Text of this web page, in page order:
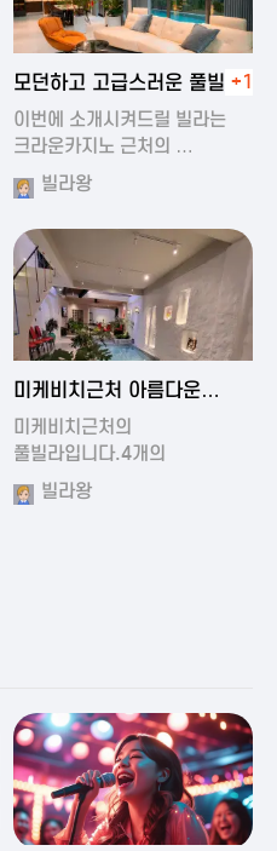
2024-11-20 00:20
모던하고 고급스러운 풀빌라+1
이번에 소개시켜드릴 빌라는
크라운카지노 근처의 …
빌라왕
2024-11-16 15:32
미케비치근처 아름다운
풀빌라
미케비치근처의
풀빌라입니다.4개의
아름다운방과…
빌라왕